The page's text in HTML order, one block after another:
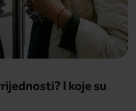
I koje su